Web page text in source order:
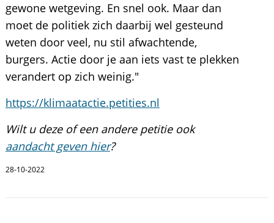
gewone wetgeving. En snel ook. Maar dan
moet de politiek zich daarbij wel gesteund
weten door veel, nu stil afwachtende,
burgers. Actie door je aan iets vast te plekken
verandert op zich weinig."
https://klimaatactie.petities.nl
Wilt u deze of een andere petitie ook
aandacht geven hier?
28-10-2022